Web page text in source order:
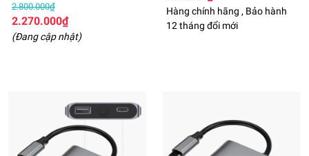
M1 HDM1
2.800.000₫
2.270.000₫
(Đang cập nhật)
Hàng chính hãng , Bảo hành
12 tháng đổi mới